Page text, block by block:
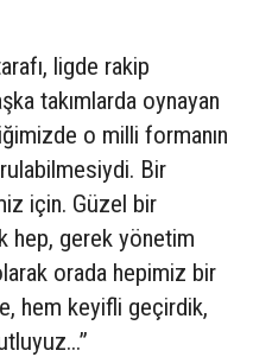
ligde rakip
takımlarda oynayan
o milli formanın
Bir
için. Güzel bir
hep, gerek yönetim
orada hepimiz bir
hem keyifli geçirdik,